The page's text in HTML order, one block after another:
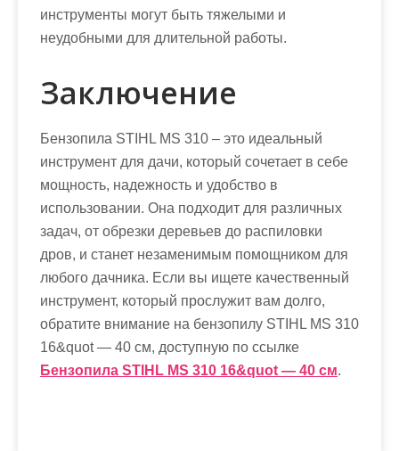
инструменты могут быть тяжелыми и
неудобными для длительной работы.
Заключение
Бензопила STIHL MS 310 – это идеальный
инструмент для дачи, который сочетает в себе
мощность, надежность и удобство в
использовании. Она подходит для различных
задач, от обрезки деревьев до распиловки
дров, и станет незаменимым помощником для
любого дачника. Если вы ищете качественный
инструмент, который прослужит вам долго,
обратите внимание на бензопилу STIHL MS 310
16&quot — 40 см, доступную по ссылке
Бензопила STIHL MS 310 16&quot — 40 см.